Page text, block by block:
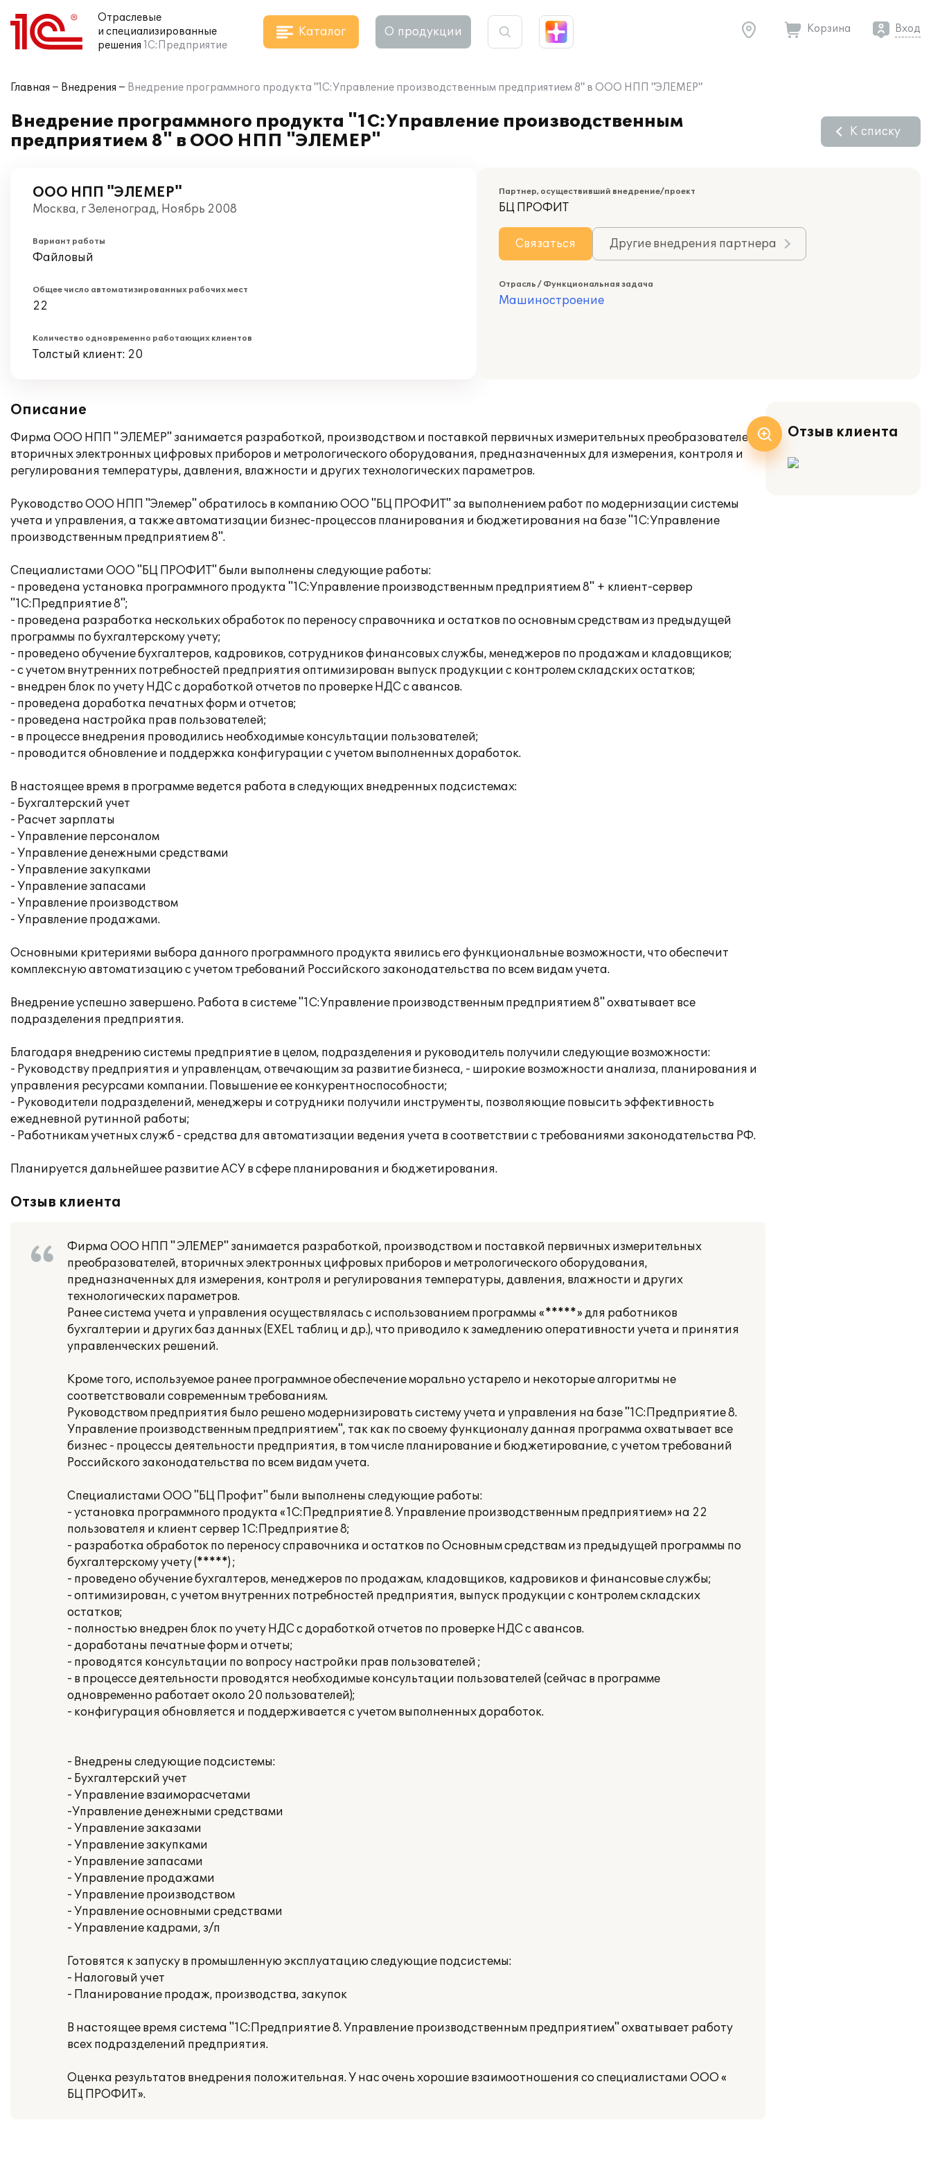
Отраслевые
и специализированные
решения 1С:Предприятие
Каталог О продукции Корзина Вход
Главная Внедрения Внедрение программного продукта "1С:Управление производственным предприятием 8" в ООО НПП "ЭЛЕМЕР"
Внедрение программного продукта "1С:Управление производственным
предприятием 8" в ООО НПП "ЭЛЕМЕР"
К списку
ООО НПП "ЭЛЕМЕР"
Москва, г Зеленоград, Ноябрь 2008
Вариант работы
Файловый
Общее число автоматизированных рабочих мест
22
Количество одновременно работающих клиентов
Толстый клиент: 20
Партнер, осуществивший внедрение/проект
БЦ ПРОФИТ
Связаться Другие внедрения партнера
Отрасль / Функциональная задача
Машиностроение
Описание
Фирма ООО НПП " ЭЛЕМЕР" занимается разработкой, производством и поставкой первичных измерительных преобразователей,
вторичных электронных цифровых приборов и метрологического оборудования, предназначенных для измерения, контроля и
регулирования температуры, давления, влажности и других технологических параметров.
Руководство ООО НПП "Элемер" обратилось в компанию ООО "БЦ ПРОФИТ" за выполнением работ по модернизации системы
учета и управления, а также автоматизации бизнес-процессов планирования и бюджетирования на базе "1С:Управление
производственным предприятием 8".
Специалистами ООО "БЦ ПРОФИТ" были выполнены следующие работы:
- проведена установка программного продукта "1С:Управление производственным предприятием 8" + клиент-сервер
"1С:Предприятие 8";
- проведена разработка нескольких обработок по переносу справочника и остатков по основным средствам из предыдущей
программы по бухгалтерскому учету;
- проведено обучение бухгалтеров, кадровиков, сотрудников финансовых службы, менеджеров по продажам и кладовщиков;
- с учетом внутренних потребностей предприятия оптимизирован выпуск продукции с контролем складских остатков;
- внедрен блок по учету НДС с доработкой отчетов по проверке НДС с авансов.
- проведена доработка печатных форм и отчетов;
- проведена настройка прав пользователей;
- в процессе внедрения проводились необходимые консультации пользователей;
- проводится обновление и поддержка конфигурации с учетом выполненных доработок.
В настоящее время в программе ведется работа в следующих внедренных подсистемах:
- Бухгалтерский учет
- Расчет зарплаты
- Управление персоналом
- Управление денежными средствами
- Управление закупками
- Управление запасами
- Управление производством
- Управление продажами.
Основными критериями выбора данного программного продукта явились его функциональные возможности, что обеспечит
комплексную автоматизацию с учетом требований Российского законодательства по всем видам учета.
Внедрение успешно завершено. Работа в системе "1С:Управление производственным предприятием 8" охватывает все
подразделения предприятия.
Благодаря внедрению системы предприятие в целом, подразделения и руководитель получили следующие возможности:
- Руководству предприятия и управленцам, отвечающим за развитие бизнеса, - широкие возможности анализа, планирования и
управления ресурсами компании. Повышение ее конкурентноспособности;
- Руководители подразделений, менеджеры и сотрудники получили инструменты, позволяющие повысить эффективность
ежедневной рутинной работы;
- Работникам учетных служб - средства для автоматизации ведения учета в соответствии с требованиями законодательства РФ.
Планируется дальнейшее развитие АСУ в сфере планирования и бюджетирования.
Отзыв клиента
Фирма ООО НПП " ЭЛЕМЕР" занимается разработкой, производством и поставкой первичных измерительных
преобразователей, вторичных электронных цифровых приборов и метрологического оборудования,
предназначенных для измерения, контроля и регулирования температуры, давления, влажности и других
технологических параметров.
Ранее система учета и управления осуществлялась с использованием программы «*****» для работников
бухгалтерии и других баз данных (EXEL таблиц и др.), что приводило к замедлению оперативности учета и принятия
управленческих решений.
Кроме того, используемое ранее программное обеспечение морально устарело и некоторые алгоритмы не
соответствовали современным требованиям.
Руководством предприятия было решено модернизировать систему учета и управления на базе "1С:Предприятие 8.
Управление производственным предприятием", так как по своему функционалу данная программа охватывает все
бизнес - процессы деятельности предприятия, в том числе планирование и бюджетирование, с учетом требований
Российского законодательства по всем видам учета.
Специалистами ООО "БЦ Профит" были выполнены следующие работы:
- установка программного продукта «1С:Предприятие 8. Управление производственным предприятием» на 22
пользователя и клиент сервер 1С:Предприятие 8;
- разработка обработок по переносу справочника и остатков по Основным средствам из предыдущей программы по
бухгалтерскому учету (*****) ;
- проведено обучение бухгалтеров, менеджеров по продажам, кладовщиков, кадровиков и финансовые службы;
- оптимизирован, с учетом внутренних потребностей предприятия, выпуск продукции с контролем складских
остатков;
- полностью внедрен блок по учету НДС с доработкой отчетов по проверке НДС с авансов.
- доработаны печатные форм и отчеты;
- проводятся консультации по вопросу настройки прав пользователей ;
- в процессе деятельности проводятся необходимые консультации пользователей (сейчас в программе
одновременно работает около 20 пользователей);
- конфигурация обновляется и поддерживается с учетом выполненных доработок.
- Внедрены следующие подсистемы:
- Бухгалтерский учет
- Управление взаиморасчетами
-Управление денежными средствами
- Управление заказами
- Управление закупками
- Управление запасами
- Управление продажами
- Управление производством
- Управление основными средствами
- Управление кадрами, з/п
Готовятся к запуску в промышленную эксплуатацию следующие подсистемы:
- Налоговый учет
- Планирование продаж, производства, закупок
В настоящее время система "1С:Предприятие 8. Управление производственным предприятием" охватывает работу
всех подразделений предприятия.
Оценка результатов внедрения положительная. У нас очень хорошие взаимоотношения со специалистами ООО «
БЦ ПРОФИТ».
Отзыв клиента